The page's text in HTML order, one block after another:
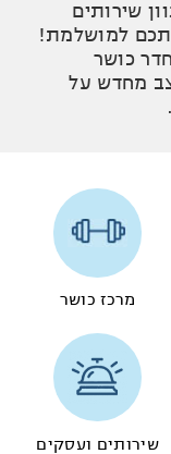
שירותים
למושלמת!
כושר
מחדש על
מרכז כושר
שירותים ועסקים